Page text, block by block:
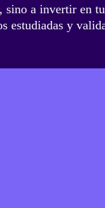
a invertir en
estudiadas y